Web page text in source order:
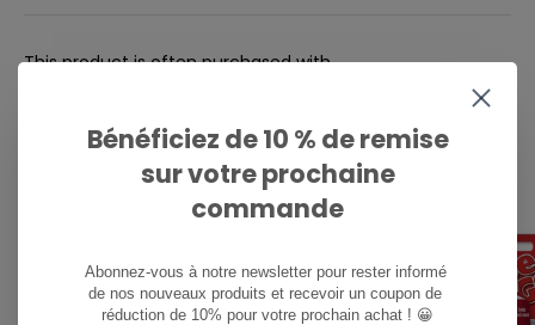
This product is often purchased with...
CE PRODUIT EST SOUVENT ACHETÉ
AVEC...Bénéficiez de 10 % de remise
sur votre prochaine
commande
Abonnez-vous à notre newsletter pour rester informé
de nos nouveaux produits et recevoir un coupon de
réduction de 10% pour votre prochain achat ! 😀